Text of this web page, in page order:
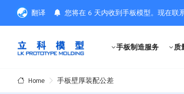
翻译 您将在 6 天内收到手板模型。现在联
手板制造服务 质
Home 手板壁厚装配公差